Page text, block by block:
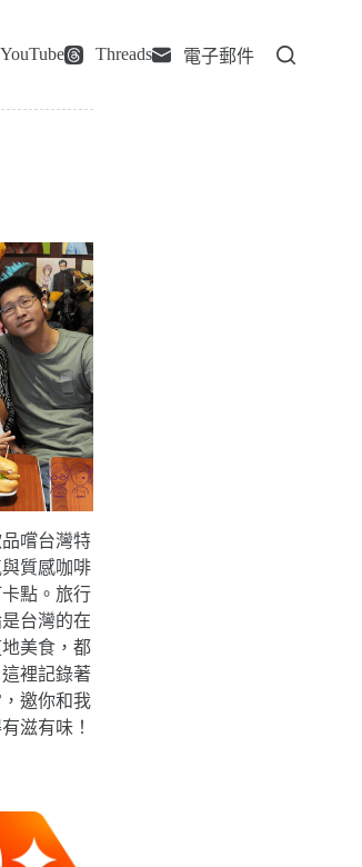
YouTube Threads 電子郵件
嚐台灣特
質感咖啡
點。旅行
台灣的在
美食，都
裡記錄著
邀你和我
滋有味！